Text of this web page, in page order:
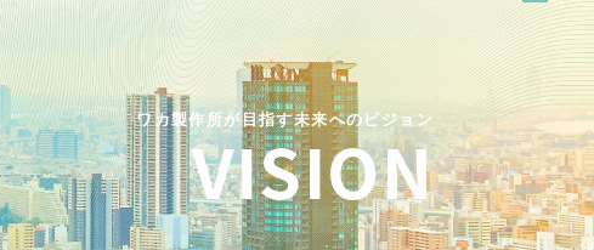
ワカ製作所が目指す未来へのビジョン
VISION